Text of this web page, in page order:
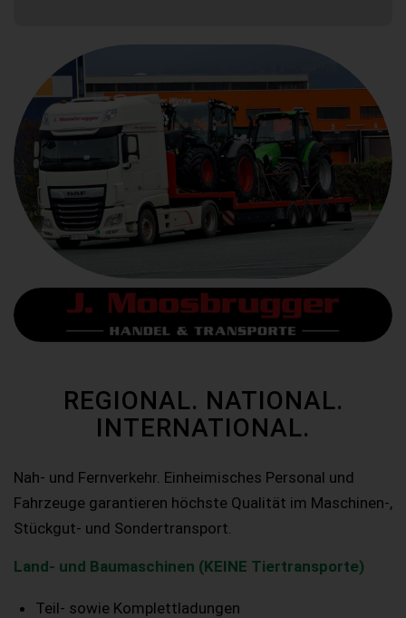
REGIONAL. NATIONAL.
INTERNATIONAL.
Nah- und Fernverkehr. Einheimisches Personal und
Fahrzeuge garantieren höchste Qualität im Maschinen-,
Stückgut- und Sondertransport.
Land- und Baumaschinen (KEINE Tiertransporte)
Teil- sowie Komplettladungen